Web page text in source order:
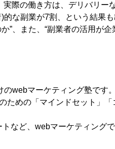
際の働き方は、デリバリー
な副業が7割、という結果も
”、また、“副業者の活用が企
webマーケティング塾です。
ための「マインドセット」「
など、webマーケティングで